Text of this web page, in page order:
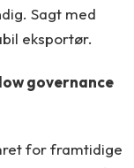
Sagt med
eksportør.
governance
for framtidige